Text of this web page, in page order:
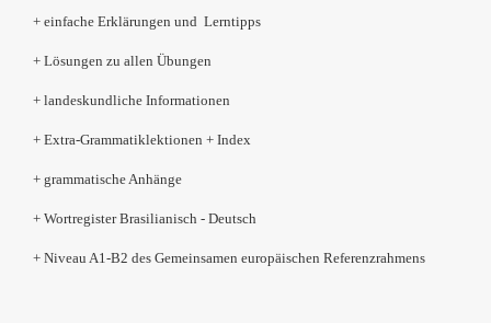
+ einfache Erklärungen und Lerntipps
+ Lösungen zu allen Übungen
+ landeskundliche Informationen
+ Extra-Grammatiklektionen + Index
+ grammatische Anhänge
+ Wortregister Brasilianisch - Deutsch
+ Niveau A1-B2 des Gemeinsamen europäischen Referenzrahmens